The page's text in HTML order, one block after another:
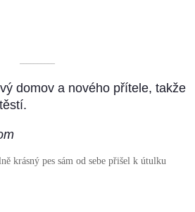
––––––––––
domov a nového přítele, takže
krásný pes sám od sebe přišel k útulku